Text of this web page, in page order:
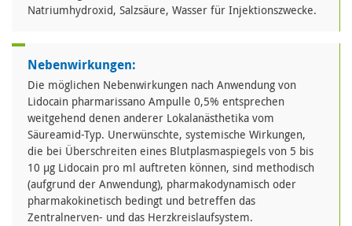
Natriumhydroxid, Salzsäure, Wasser für Injektionszwecke.
Nebenwirkungen:
Die möglichen Nebenwirkungen nach Anwendung von
Lidocain pharmarissano Ampulle 0,5% entsprechen
weitgehend denen anderer Lokalanästhetika vom
Säureamid-Typ. Unerwünschte, systemische Wirkungen,
die bei Überschreiten eines Blutplasmaspiegels von 5 bis
10 µg Lidocain pro ml auftreten können, sind methodisch
(aufgrund der Anwendung), pharmakodynamisch oder
pharmakokinetisch bedingt und betreffen das
Zentralnerven- und das Herzkreislaufsystem.